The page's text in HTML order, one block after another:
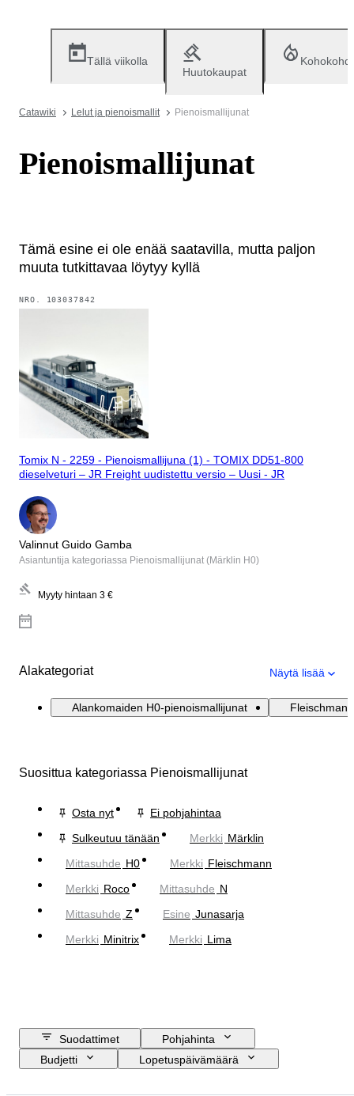
Tällä viikolla
Huutokaupat
Catawiki Lelut ja pienoismallit Pienoismallijunat
Pienoismallijunat
Tämä esine ei ole enää saatavilla, mutta paljon
muuta tutkittavaa löytyy kyllä
NRO. 103037842
Tomix N - 2259 - Pienoismallijuna (1) - TOMIX DD51-800
dieselveturi – JR Freight uudistettu versio – Uusi - JR
Valinnut Guido Gamba
Asiantuntija kategoriassa Pienoismallijunat (Märklin H0)
Myyty hintaan 3 €
Alakategoriat Näytä lisää
Alankomaiden H0-pienoismallijunat
Suosittua kategoriassa Pienoismallijunat
Osta nyt
Ei pohjahintaa
Sulkeutuu tänään
Merkki Märklin
Mittasuhde H0 Merkki Fleischmann
Merkki Roco Mittasuhde N
Mittasuhde Z Esine Junasarja
Merkki Minitrix Merkki Lima
Suodattimet
Pohjahinta
Budjetti
Lopetuspäivämäärä